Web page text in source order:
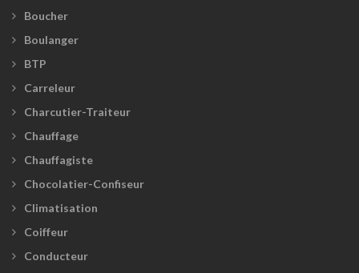
Boucher
Boulanger
BTP
Carreleur
Charcutier-Traiteur
Chauffage
Chauffagiste
Chocolatier-Confiseur
Climatisation
Coiffeur
Conducteur